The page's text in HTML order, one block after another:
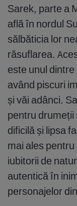
Sarek, parte a
află în nordul
sălbăticia lor
răsuflarea.
este unul
având piscuri
și văi adânci.
pentru drumeții
dificilă și lipsa
mai ales
iubitorii de
autentică în
personajelor